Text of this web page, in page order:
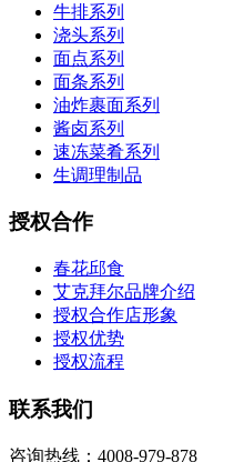
牛排系列
浇头系列
面点系列
面条系列
油炸裹面系列
酱卤系列
速冻菜肴系列
生调理制品
授权合作
春花邱食
艾克拜尔品牌介绍
授权合作店形象
授权优势
授权流程
联系我们
咨询热线：4008-979-878